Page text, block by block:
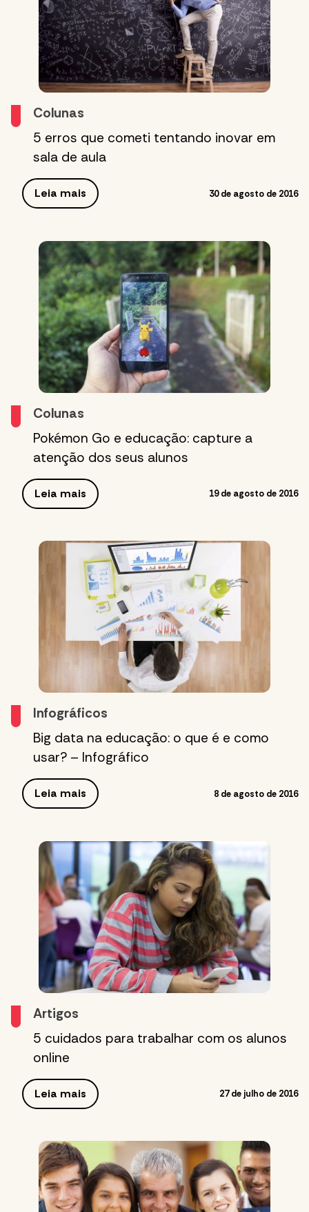
Colunas
5 erros que cometi tentando inovar em
sala de aula
Leia mais 30 de agosto de 2016
Colunas
Pokémon Go e educação: capture a
atenção dos seus alunos
Leia mais 19 de agosto de 2016
Infográficos
Big data na educação: o que é e como
usar? – Infográfico
Leia mais 8 de agosto de 2016
Artigos
5 cuidados para trabalhar com os alunos
online
Leia mais 27 de julho de 2016